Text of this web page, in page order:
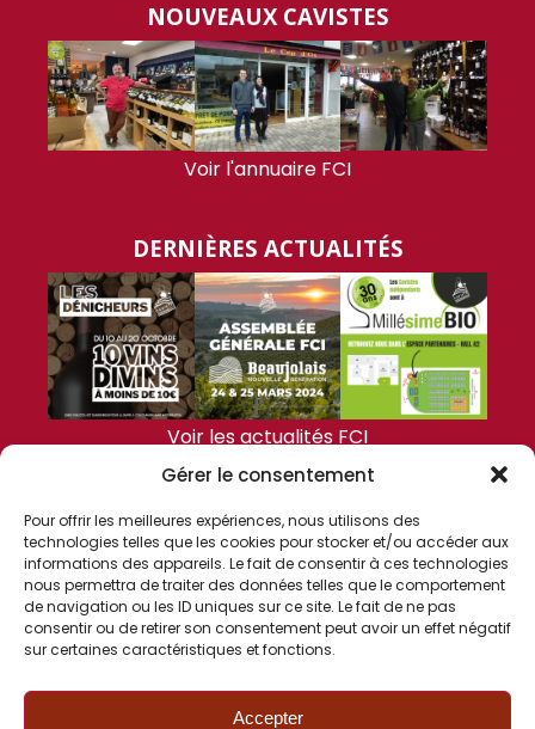
Gérer le consentement
Pour offrir les meilleures expériences, nous utilisons des
technologies telles que les cookies pour stocker et/ou accéder aux
informations des appareils. Le fait de consentir à ces technologies
nous permettra de traiter des données telles que le comportement
de navigation ou les ID uniques sur ce site. Le fait de ne pas
consentir ou de retirer son consentement peut avoir un effet négatif
sur certaines caractéristiques et fonctions.
Accepter
NOUVEAUX CAVISTES
Voir l'annuaire FCI
DERNIÈRES ACTUALITÉS
Voir les actualités FCI
FCI
06 82 77 72 90